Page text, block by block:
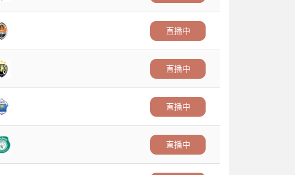
直播中
直播中
直播中
直播中